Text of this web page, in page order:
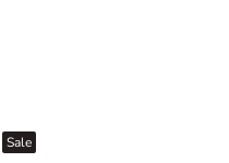
Sale